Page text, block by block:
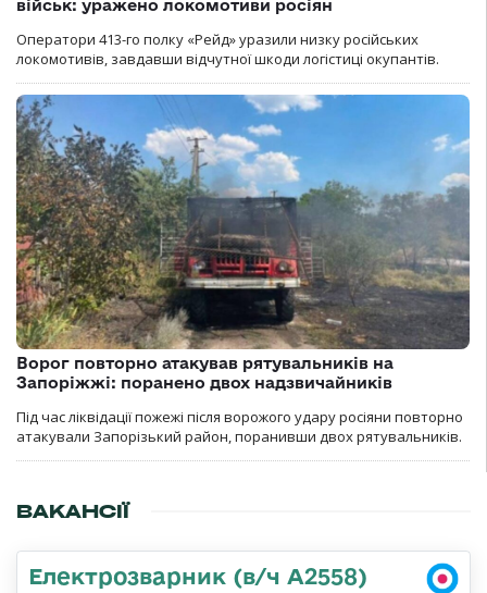
військ: уражено локомотиви росіян
Оператори 413-го полку «Рейд» уразили низку російських
локомотивів, завдавши відчутної шкоди логістиці окупантів.
Ворог повторно атакував рятувальників на
Запоріжжі: поранено двох надзвичайників
Під час ліквідації пожежі після ворожого удару росіяни повторно
атакували Запорізький район, поранивши двох рятувальників.
ВАКАНСІЇ
Електрозварник (в/ч А2558)